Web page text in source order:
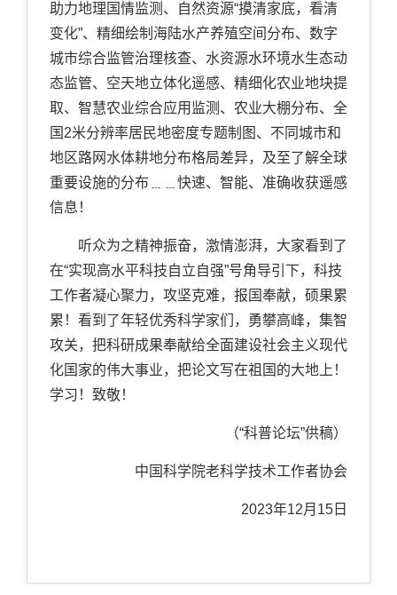
助力地理国情监测、自然资源“摸清家底，看清
变化”、精细绘制海陆水产养殖空间分布、数字
城市综合监管治理核查、水资源水环境水生态动
态监管、空天地立体化遥感、精细化农业地块提
取、智慧农业综合应用监测、农业大棚分布、全
国2米分辨率居民地密度专题制图、不同城市和
地区路网水体耕地分布格局差异，及至了解全球
重要设施的分布﹍﹍快速、智能、准确收获遥感
信息！
听众为之精神振奋，激情澎湃，大家看到了
在“实现高水平科技自立自强”号角导引下，科技
工作者凝心聚力，攻坚克难，报国奉献，硕果累
累！看到了年轻优秀科学家们，勇攀高峰，集智
攻关，把科研成果奉献给全面建设社会主义现代
化国家的伟大事业，把论文写在祖国的大地上！
学习！致敬！
（“科普论坛”供稿）
中国科学院老科学技术工作者协会
2023年12月15日